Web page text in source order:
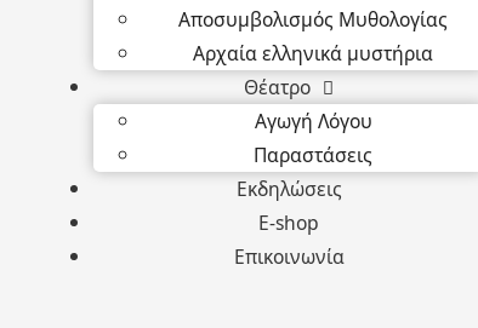
Αποσυμβολισμός Μυθολογίας
Αρχαία ελληνικά μυστήρια
Θέατρο
Αγωγή Λόγου
Παραστάσεις
Εκδηλώσεις
E-shop
Επικοινωνία